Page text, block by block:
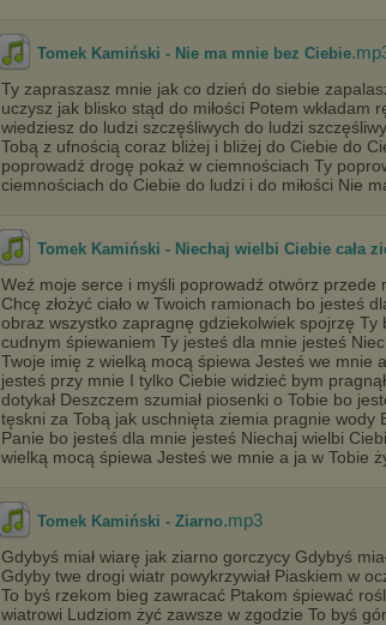
Tomek Kamiński - Nie ma mnie bez Ciebie
Ty zapraszasz mnie jak co dzień do siebie
uczysz jak blisko stąd do miłości Potem wkładam
wiedziesz do ludzi szczęśliwych do ludzi
Tobą z ufnością coraz bliżej i bliżej do Ciebie do
poprowadź drogę pokaż w ciemnościach Ty
ciemnościach do Ciebie do ludzi i do miłości Nie
Tomek Kamiński - Niechaj wielbi Ciebie cała
Weź moje serce i myśli poprowadź otwórz przede
Chcę złożyć ciało w Twoich ramionach bo jesteś
obraz wszystko zapragnę gdziekolwiek spojrzę Ty
cudnym śpiewaniem Ty jesteś dla mnie jesteś
Twoje imię z wielką mocą śpiewa Jesteś we mnie
jesteś przy mnie I tylko Ciebie widzieć bym
dotykał Deszczem szumiał piosenki o Tobie bo
tęskni za Tobą jak uschnięta ziemia pragnie wody
Panie bo jesteś dla mnie jesteś Niechaj wielbi
wielką mocą śpiewa Jesteś we mnie a ja w Tobie
Tomek Kamiński - Ziarno.mp3
Gdybyś miał wiarę jak ziarno gorczycy Gdybyś
Gdyby twe drogi wiatr powykrzywiał Piaskiem w
To byś rzekom bieg zawracać Ptakom śpiewać
wiatrowi Ludziom żyć zawsze w zgodzie To byś